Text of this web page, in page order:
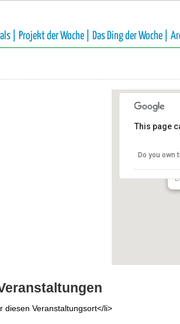
| Projekt der Woche | Das Ding der Woche |
This page
Do you own
diesen Veranstaltungsort</li>